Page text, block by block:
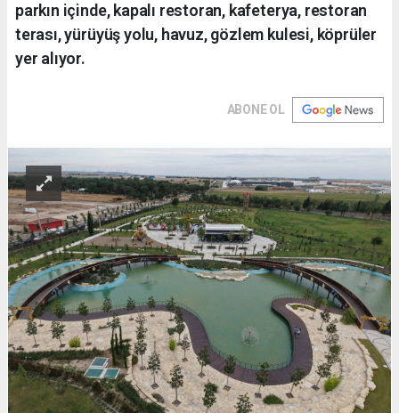
parkın içinde, kapalı restoran, kafeterya, restoran
terası, yürüyüş yolu, havuz, gözlem kulesi, köprüler
yer alıyor.
ABONE OL